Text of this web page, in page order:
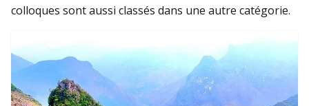
colloques sont aussi classés dans une autre catégorie.